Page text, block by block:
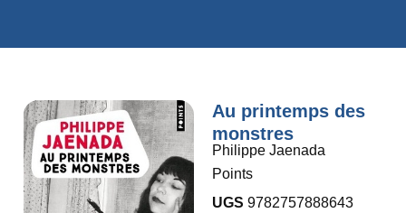
Au printemps des
monstres
Philippe Jaenada
Points
UGS 9782757888643